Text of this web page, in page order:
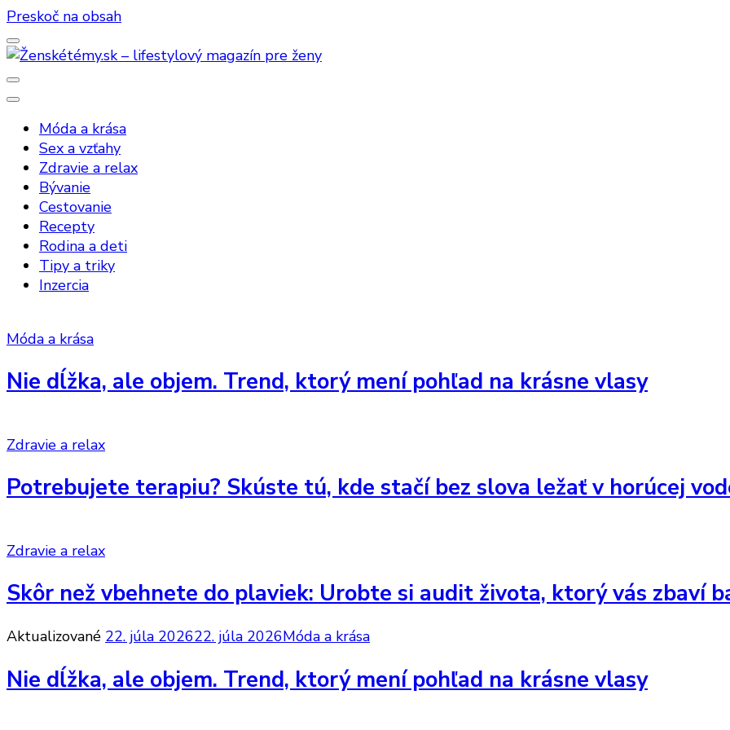
Preskoč na obsah
Ženskétémy.sk – lifestylový magazín pre ženy
Móda a krása
Sex a vzťahy
Zdravie a relax
Bývanie
Cestovanie
Recepty
Rodina a deti
Tipy a triky
Inzercia
Móda a krása
Nie dĺžka, ale objem. Trend, ktorý mení pohľad na krásne vlasy
Zdravie a relax
Potrebujete terapiu? Skúste tú, kde stačí bez slova ležať v horúcej
Zdravie a relax
Skôr než vbehnete do plaviek: Urobte si audit života, ktorý vás zbaví
Aktualizované 22. júla 202622. júla 2026Móda a krása
Nie dĺžka, ale objem. Trend, ktorý mení pohľad na krásne vlasy